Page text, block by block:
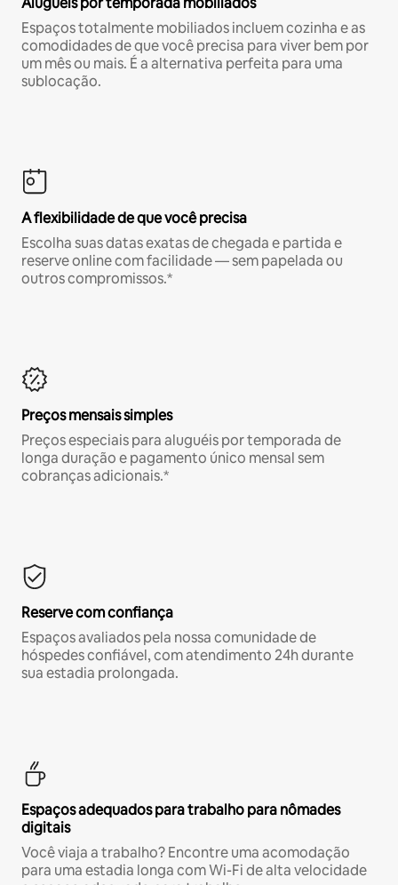
Espaços totalmente mobiliados incluem cozinha e as
comodidades de que você precisa para viver bem por
um mês ou mais. É a alternativa perfeita para uma
sublocação.
A flexibilidade de que você precisa
Escolha suas datas exatas de chegada e partida e
reserve online com facilidade — sem papelada ou
outros compromissos.*
Preços mensais simples
Preços especiais para aluguéis por temporada de
longa duração e pagamento único mensal sem
cobranças adicionais.*
Reserve com confiança
Espaços avaliados pela nossa comunidade de
hóspedes confiável, com atendimento 24h durante
sua estadia prolongada.
Espaços adequados para trabalho para nômades
digitais
Você viaja a trabalho? Encontre uma acomodação
para uma estadia longa com Wi-Fi de alta velocidade